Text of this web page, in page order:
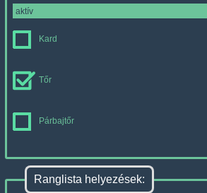
Kard
Tőr
Párbajtőr
Ranglista helyezések: